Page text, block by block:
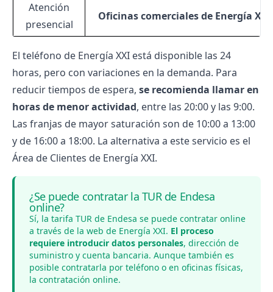
Atención
presencial
Oficinas comerciales de Energía XXI
El teléfono de Energía XXI está disponible las 24
horas, pero con variaciones en la demanda. Para
reducir tiempos de espera, se recomienda llamar en
horas de menor actividad, entre las 20:00 y las 9:00.
Las franjas de mayor saturación son de 10:00 a 13:00
y de 16:00 a 18:00. La alternativa a este servicio es el
Área de Clientes de Energía XXI.
¿Se puede contratar la TUR de Endesa
online?
Sí, la tarifa TUR de Endesa se puede contratar online
a través de la web de Energía XXI. El proceso
requiere introducir datos personales, dirección de
suministro y cuenta bancaria. Aunque también es
posible contratarla por teléfono o en oficinas físicas,
la contratación online.